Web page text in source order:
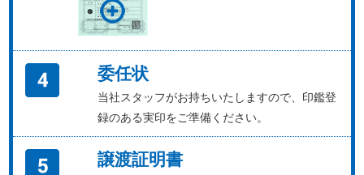
委任状
当社スタッフがお持ちいたしますので、印鑑登
録のある実印をご準備ください。
譲渡証明書